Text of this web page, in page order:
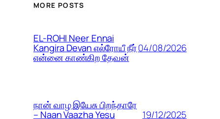
MORE POSTS
EL-ROHI Neer Ennai
Kangira Devan எல்ரோயீ நீர்
என்னை காண்கிற தேவன்
04/08/2026
நான் வாழ இயேசு பிறந்தாரே
– Naan Vaazha Yesu 19/12/2025